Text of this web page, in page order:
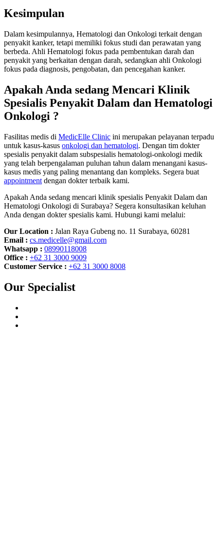
Kesimpulan
Dalam kesimpulannya, Hematologi dan Onkologi terkait dengan
penyakit kanker, tetapi memiliki fokus studi dan perawatan yang
berbeda. Ahli Hematologi fokus pada pembentukan darah dan
penyakit yang berkaitan dengan darah, sedangkan ahli Onkologi
fokus pada diagnosis, pengobatan, dan pencegahan kanker.
Apakah Anda sedang Mencari Klinik
Spesialis Penyakit Dalam dan Hematologi
Onkologi ?
Fasilitas medis di MedicElle Clinic ini merupakan pelayanan terpadu
untuk kasus-kasus onkologi dan hematologi. Dengan tim dokter
spesialis penyakit dalam subspesialis hematologi-onkologi medik
yang telah berpengalaman puluhan tahun dalam menangani kasus-
kasus medis yang paling menantang dan kompleks. Segera buat
appointment dengan dokter terbaik kami.
Apakah Anda sedang mencari klinik spesialis Penyakit Dalam dan
Hematologi Onkologi di Surabaya? Segera konsultasikan keluhan
Anda dengan dokter spesialis kami. Hubungi kami melalui:
Our Location : Jalan Raya Gubeng no. 11 Surabaya, 60281
Email : cs.medicelle@gmail.com
Whatsapp : 08990118008
Office : +62 31 3000 9009
Customer Service : +62 31 3000 8008
Our Specialist